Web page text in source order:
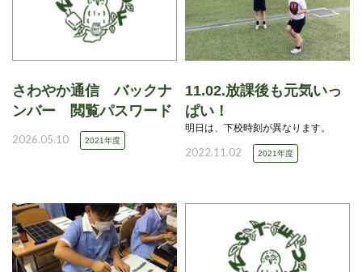
さわやか通信 バックナ
ンバー 閲覧パスワード
2026.05.10 2021年度
11.02.放課後も元気いっ
ぱい！
明日は、下校時刻が異なります。
2022.11.02 2021年度